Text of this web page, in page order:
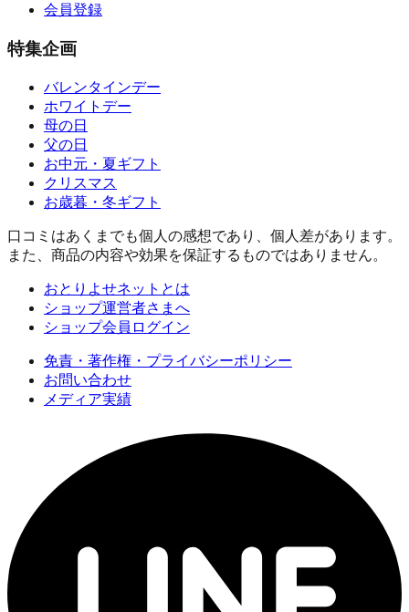
会員登録
特集企画
バレンタインデー
ホワイトデー
母の日
父の日
お中元・夏ギフト
クリスマス
お歳暮・冬ギフト
口コミはあくまでも個人の感想であり、個人差があります。
また、商品の内容や効果を保証するものではありません。
おとりよせネットとは
ショップ運営者さまへ
ショップ会員ログイン
免責・著作権・プライバシーポリシー
お問い合わせ
メディア実績